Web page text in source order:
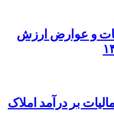
مالیات و عوارض ارزش
بر درآمد املاک